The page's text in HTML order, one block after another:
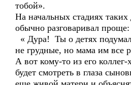
тобой».
На начальных стадиях таких
обычно разговаривал проще:
« Дура! Ты о детях
не грудные, но мама им все
А вот кому-то из его коллег-
будет смотреть в глаза